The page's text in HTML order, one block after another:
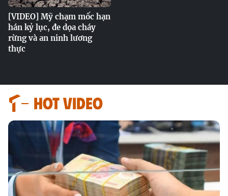
[VIDEO] Mỹ chạm mốc hạn
hán kỷ lục, đe dọa cháy
rừng và an ninh lương
thực
HOT VIDEO